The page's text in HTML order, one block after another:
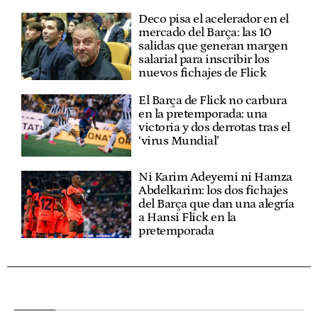
Deco pisa el acelerador en el
mercado del Barça: las 10
salidas que generan margen
salarial para inscribir los
nuevos fichajes de Flick
El Barça de Flick no carbura
en la pretemporada: una
victoria y dos derrotas tras el
‘virus Mundial’
Ni Karim Adeyemi ni Hamza
Abdelkarim: los dos fichajes
del Barça que dan una alegría
a Hansi Flick en la
pretemporada